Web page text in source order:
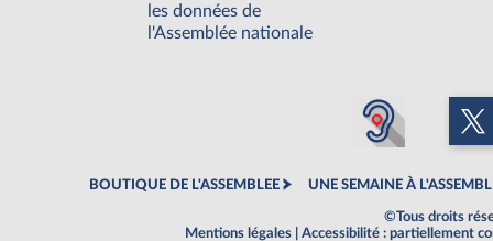
les données de
l'Assemblée nationale
BOUTIQUE DE L'ASSEMBLEE UNE SEMAINE À
©Tous droits
Mentions légales
Accessibilité : partiellement